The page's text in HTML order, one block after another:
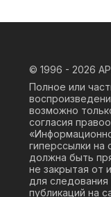
© 1996 - 2026
Полное или
возможно
согласия
гиперссылки на
должна быть
не закрытая от
для
публикаций на